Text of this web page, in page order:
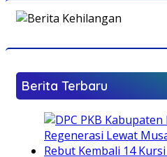
Berita Terbaru